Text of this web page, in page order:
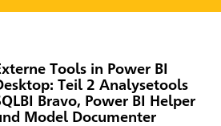
Tools in Power BI
Teil 2 Analysetools
Bravo, Power BI Helper
Model Documenter